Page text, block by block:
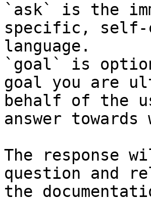
`ask` is the
specific, self-
language.
`goal` is
goal you are
behalf of the
answer
The response
question and
the